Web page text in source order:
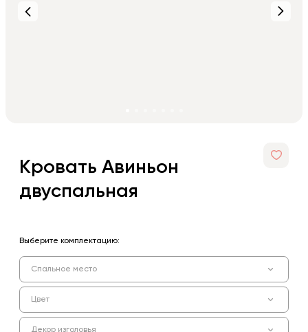
Кровать Авиньон
двуспальная
Выберите комплектацию:
Спальное место
Цвет
Декор изголовья